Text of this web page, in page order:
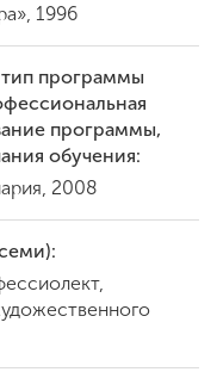
1996
программы
программы,
обучения:
2008